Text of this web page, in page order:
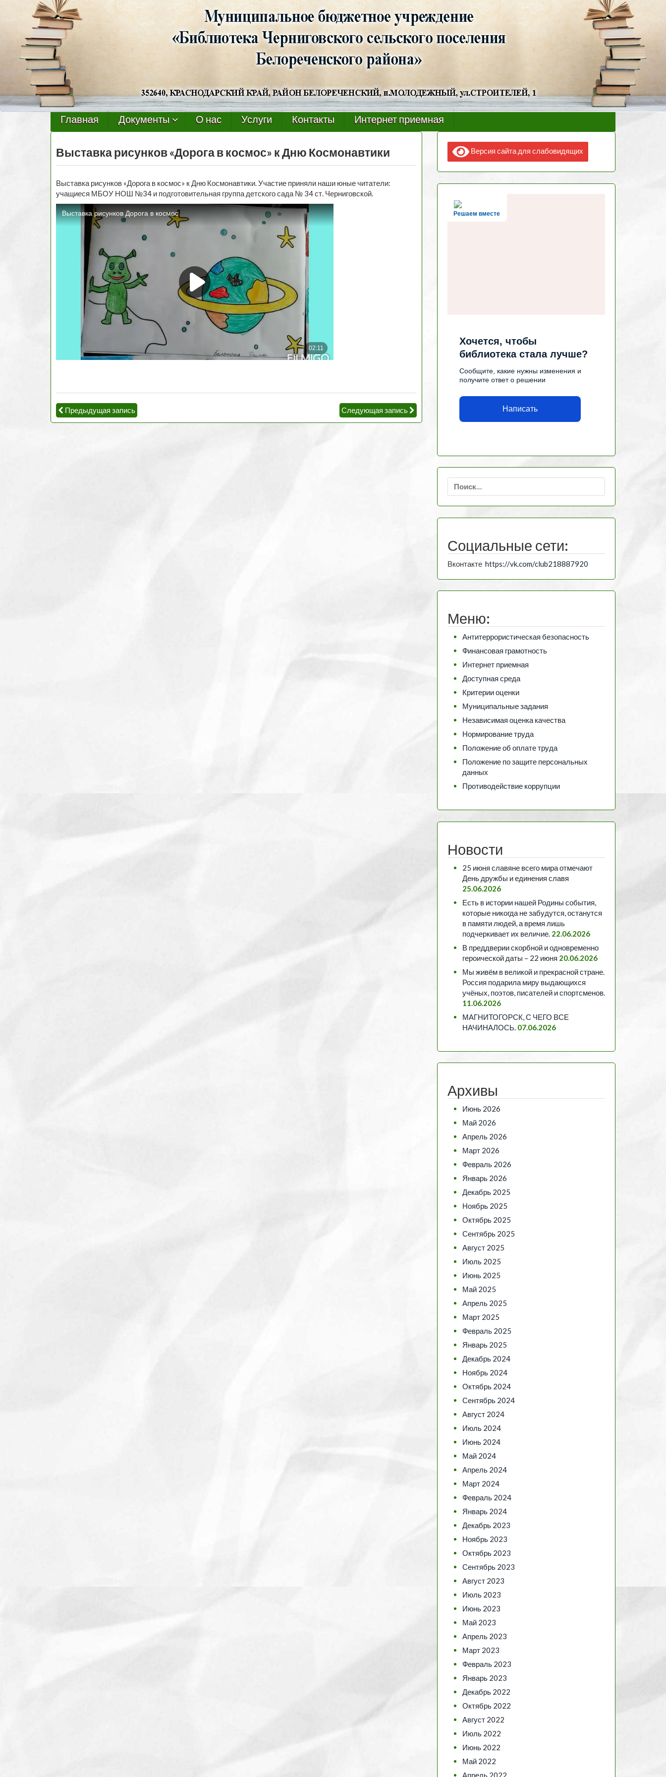
Черниговская
библиотека
Главная Документы О нас Услуги Контакты Интернет приемная
Выставка рисунков «Дорога в космос» к Дню Космонавтики
Выставка рисунков «Дорога в космос» к Дню Космонавтики. Участие приняли наши юные читатели:
учащиеся МБОУ НОШ №34 и подготовительная группа детского сада № 34 ст. Черниговской.
Предыдущая запись Следующая запись
Версия сайта для слабовидящих
Решаем вместе
Хочется, чтобы
библиотека стала лучше?
Сообщите, какие нужны изменения и
получите ответ о решении
Написать
Найти:
Социальные сети:
Вконтакте https://vk.com/club218887920
Меню:
Антитеррористическая безопасность
Финансовая грамотность
Интернет приемная
Доступная среда
Критерии оценки
Муниципальные задания
Независимая оценка качества
Нормирование труда
Положение об оплате труда
Положение по защите персональных
данных
Противодействие коррупции
Новости
25 июня славяне всего мира отмечают
День дружбы и единения славя
25.06.2026
Есть в истории нашей Родины события,
которые никогда не забудутся, останутся
в памяти людей, а время лишь
подчеркивает их величие. 22.06.2026
В преддверии скорбной и одновременно
героической даты – 22 июня 20.06.2026
Мы живём в великой и прекрасной стране.
Россия подарила миру выдающихся
учёных, поэтов, писателей и спортсменов.
11.06.2026
МАГНИТОГОРСК, С ЧЕГО ВСЕ
НАЧИНАЛОСЬ. 07.06.2026
Архивы
Июнь 2026
Май 2026
Апрель 2026
Март 2026
Февраль 2026
Январь 2026
Декабрь 2025
Ноябрь 2025
Октябрь 2025
Сентябрь 2025
Август 2025
Июль 2025
Июнь 2025
Май 2025
Апрель 2025
Март 2025
Февраль 2025
Январь 2025
Декабрь 2024
Ноябрь 2024
Октябрь 2024
Сентябрь 2024
Август 2024
Июль 2024
Июнь 2024
Май 2024
Апрель 2024
Март 2024
Февраль 2024
Январь 2024
Декабрь 2023
Ноябрь 2023
Октябрь 2023
Сентябрь 2023
Август 2023
Июль 2023
Июнь 2023
Май 2023
Апрель 2023
Март 2023
Февраль 2023
Январь 2023
Декабрь 2022
Октябрь 2022
Август 2022
Июль 2022
Июнь 2022
Май 2022
Апрель 2022